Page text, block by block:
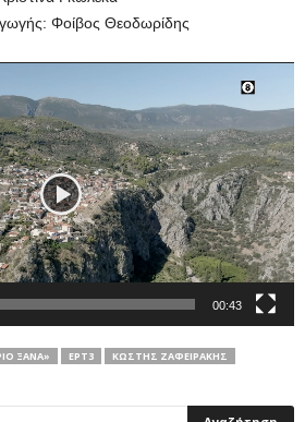
Φοίβος Θεοδωρίδης
00:43
ΞΑΝΆ» ΕΡΤ3
ΚΩΣΤΉΣ ΖΑΦΕΙΡΆΚΗΣ